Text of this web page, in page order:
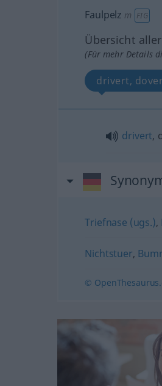
Faulpelz m FIG
Übersicht
(Für mehr Details
drivert,
drivert,
Triefnase (ugs.),
Nichtstuer,
©